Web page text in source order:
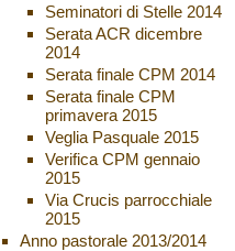
Seminatori di Stelle 2014
Serata ACR dicembre
2014
Serata finale CPM 2014
Serata finale CPM
primavera 2015
Veglia Pasquale 2015
Verifica CPM gennaio
2015
Via Crucis parrocchiale
2015
Anno pastorale 2013/2014